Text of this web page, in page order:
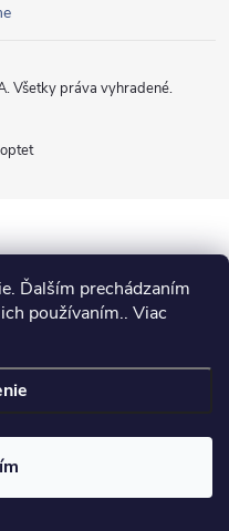
Ďalším prechádzaním
používaním.. Viac
. Všetky práva vyhradené.